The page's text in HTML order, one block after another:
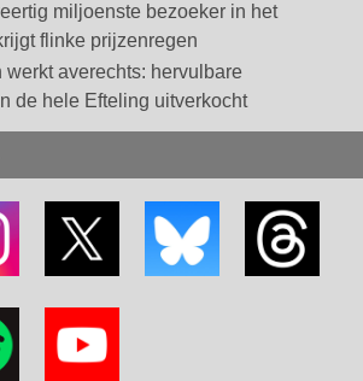
miljoenste bezoeker in het
flinke prijzenregen
averechts: hervulbare
de hele Efteling uitverkocht